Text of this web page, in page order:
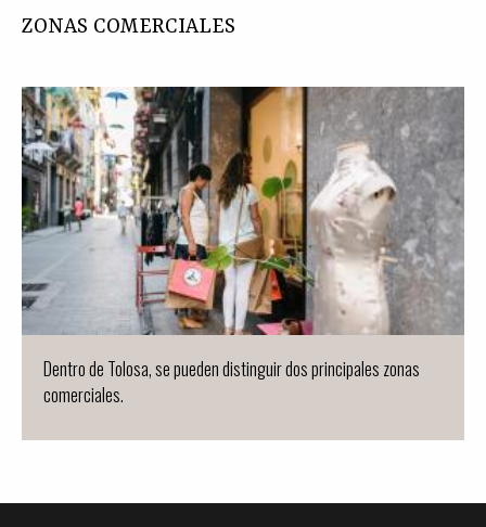
ZONAS COMERCIALES
Dentro de Tolosa, se pueden distinguir dos principales zonas
comerciales.